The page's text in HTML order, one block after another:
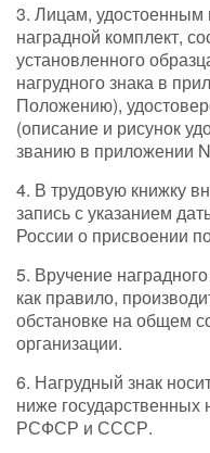
3. Лицам, удостоенным
наградной комплект,
установленного
нагрудного знака в
Положению),
(описание и рисунок
званию в приложении
4. В трудовую книжку
запись с указанием
России о присвоении
5. Вручение
как правило,
обстановке на общем
организации.
6. Нагрудный знак
ниже государственных
РСФСР и СССР.